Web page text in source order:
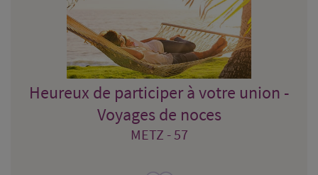
Heureux de participer à votre union -
Voyages de noces
METZ - 57